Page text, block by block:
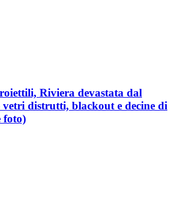
Riviera devastata dal
distrutti, blackout e decine di
foto)